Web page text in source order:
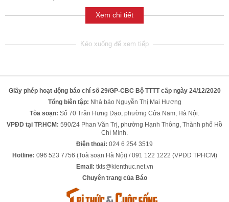
Xem chi tiết
Giấy phép hoạt động báo chí số 29/GP-CBC Bộ TTTT cấp ngày 24/12/2020
Tổng biên tập: Nhà báo Nguyễn Thị Mai Hương
Tòa soạn: Số 70 Trần Hưng Đạo, phường Cửa Nam, Hà Nội.
VPĐD tại TP.HCM: 590/24 Phan Văn Trị, phường Hạnh Thông, Thành phố Hồ
Chí Minh.
Điện thoại: 024 6 254 3519
Hotline: 096 523 7756 (Toà soạn Hà Nội) / 091 122 1222 (VPĐD TPHCM)
Email: tkts@kienthuc.net.vn
Chuyên trang của Báo